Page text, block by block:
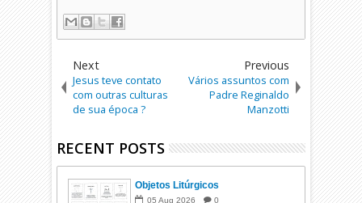
Next
Jesus teve contato
com outras culturas
de sua época ?
Previous
Vários assuntos com
Padre Reginaldo
Manzotti
RECENT POSTS
Objetos Litúrgicos
05 Aug 2026 0